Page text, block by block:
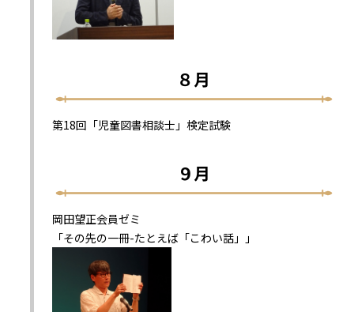
８月
第18回「児童図書相談士」検定試験
９月
岡田望正会員ゼミ
「その先の一冊-たとえば「こわい話」」